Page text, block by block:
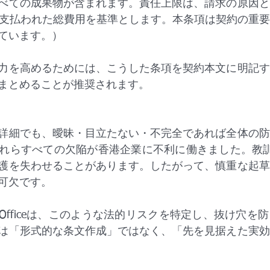
ての成果物が含まれます。責任上限は、請求の原因
払われた総費用を基準とします。本条項は契約の重
います。）
を高めるためには、こうした条項を契約本文に明記
とめることが推奨されます。
細でも、曖昧・目立たない・不完全であれば全体の
らすべての欠陥が香港企業に不利に働きました。教
を失わせることがあります。したがって、慎重な起
欠です。
は、このような法的リスクを特定し、抜け穴を
「形式的な条文作成」ではなく、「先を見据えた実